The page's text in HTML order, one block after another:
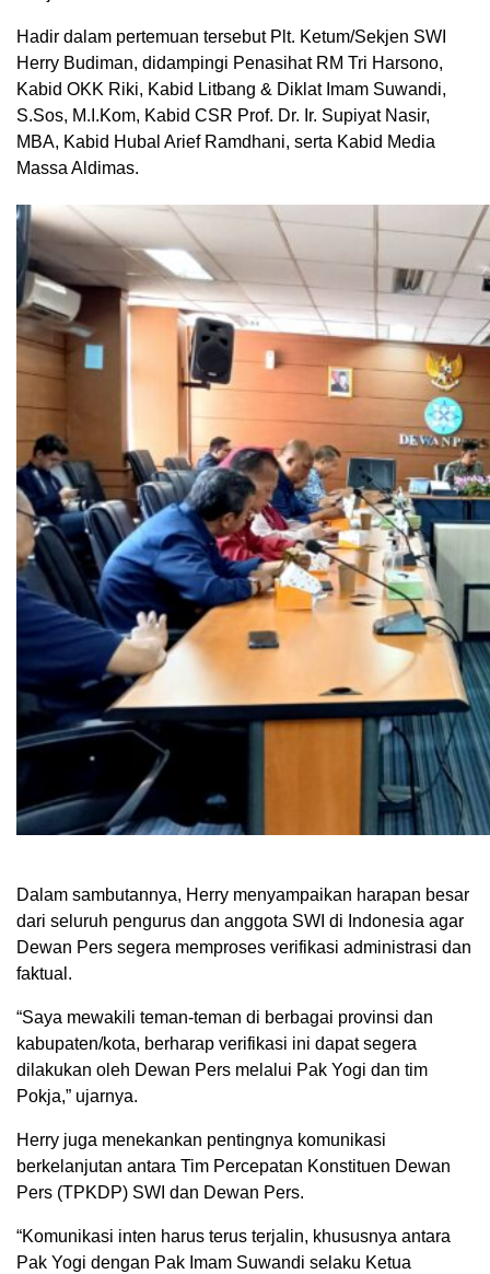
Hadir dalam pertemuan tersebut Plt. Ketum/Sekjen SWI
Herry Budiman, didampingi Penasihat RM Tri Harsono,
Kabid OKK Riki, Kabid Litbang & Diklat Imam Suwandi,
S.Sos, M.I.Kom, Kabid CSR Prof. Dr. Ir. Supiyat Nasir,
MBA, Kabid Hubal Arief Ramdhani, serta Kabid Media
Massa Aldimas.
Dalam sambutannya, Herry menyampaikan harapan besar
dari seluruh pengurus dan anggota SWI di Indonesia agar
Dewan Pers segera memproses verifikasi administrasi dan
faktual.
“Saya mewakili teman-teman di berbagai provinsi dan
kabupaten/kota, berharap verifikasi ini dapat segera
dilakukan oleh Dewan Pers melalui Pak Yogi dan tim
Pokja,” ujarnya.
Herry juga menekankan pentingnya komunikasi
berkelanjutan antara Tim Percepatan Konstituen Dewan
Pers (TPKDP) SWI dan Dewan Pers.
“Komunikasi inten harus terus terjalin, khususnya antara
Pak Yogi dengan Pak Imam Suwandi selaku Ketua